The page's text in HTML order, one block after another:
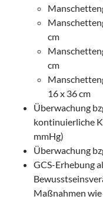
cm
cm
16 x 36 cm
Überwachung
kontinuierliche
mmHg)
Überwachung
GCS-Erhebung
Maßnahmen